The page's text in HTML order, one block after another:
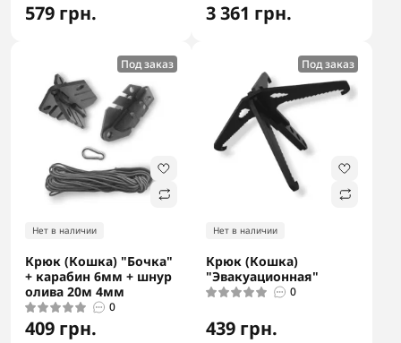
579 грн. 3 361 грн.
Под заказ
Нет в наличии
Крюк (Кошка) "Бочка"
+ карабин 6мм + шнур
олива 20м 4мм
0
409 грн.
Под заказ
Нет в наличии
Крюк (Кошка)
"Эвакуационная"
0
439 грн.